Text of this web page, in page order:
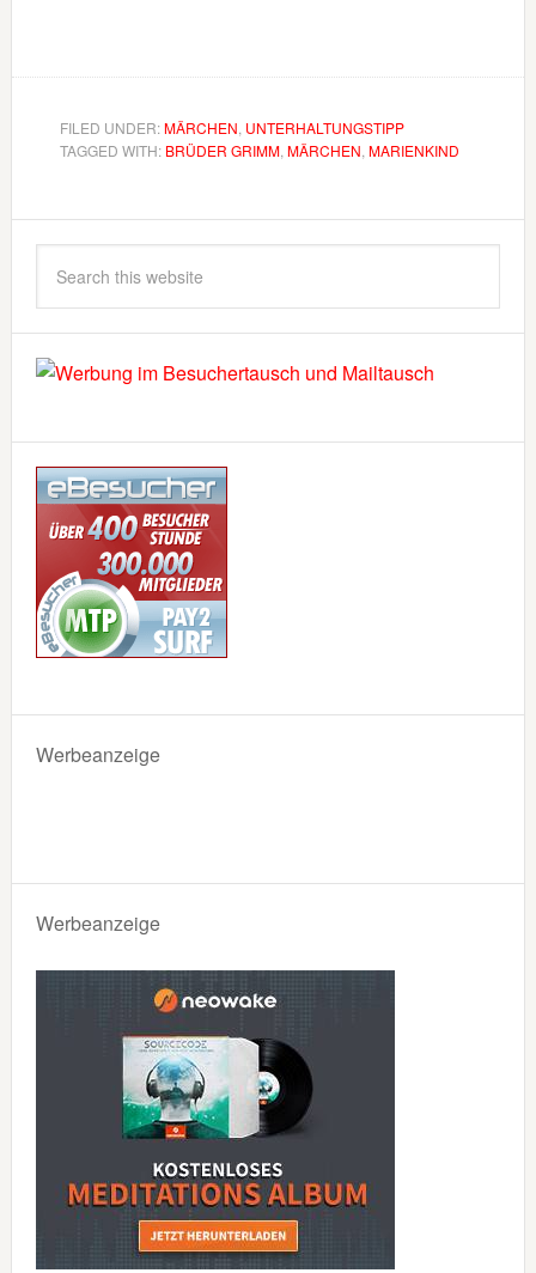
FILED UNDER:MÄRCHEN UNTERHALTUNGSTIPP
TAGGED WITH: BRÜDER GRIMM, MÄRCHEN MARIENKIND
Werbeanzeige
Werbeanzeige